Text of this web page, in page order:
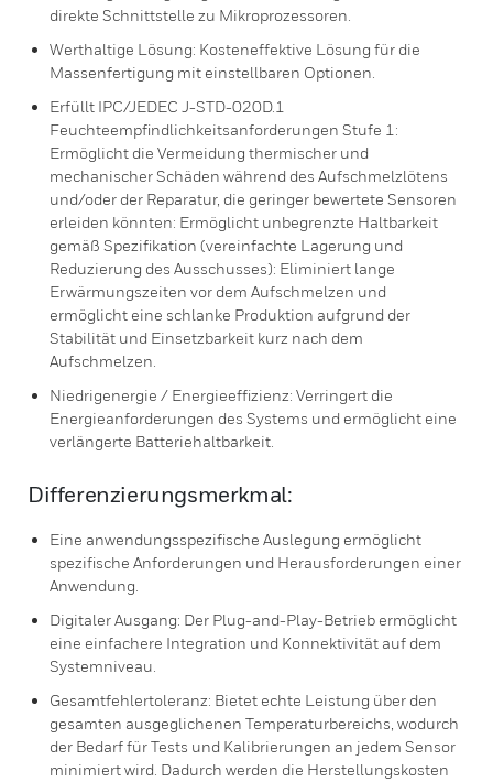
direkte Schnittstelle zu Mikroprozessoren.
Werthaltige Lösung: Kosteneffektive Lösung für die
Massenfertigung mit einstellbaren Optionen.
Erfüllt IPC/JEDEC J-STD-020D.1
Feuchteempfindlichkeitsanforderungen Stufe 1:
Ermöglicht die Vermeidung thermischer und
mechanischer Schäden während des Aufschmelzlötens
und/oder der Reparatur, die geringer bewertete Sensoren
erleiden könnten: Ermöglicht unbegrenzte Haltbarkeit
gemäß Spezifikation (vereinfachte Lagerung und
Reduzierung des Ausschusses): Eliminiert lange
Erwärmungszeiten vor dem Aufschmelzen und
ermöglicht eine schlanke Produktion aufgrund der
Stabilität und Einsetzbarkeit kurz nach dem
Aufschmelzen.
Niedrigenergie / Energieeffizienz: Verringert die
Energieanforderungen des Systems und ermöglicht eine
verlängerte Batteriehaltbarkeit.
Differenzierungsmerkmal:
Eine anwendungsspezifische Auslegung ermöglicht
spezifische Anforderungen und Herausforderungen einer
Anwendung.
Digitaler Ausgang: Der Plug-and-Play-Betrieb ermöglicht
eine einfachere Integration und Konnektivität auf dem
Systemniveau.
Gesamtfehlertoleranz: Bietet echte Leistung über den
gesamten ausgeglichenen Temperaturbereichs, wodurch
der Bedarf für Tests und Kalibrierungen an jedem Sensor
minimiert wird. Dadurch werden die Herstellungskosten